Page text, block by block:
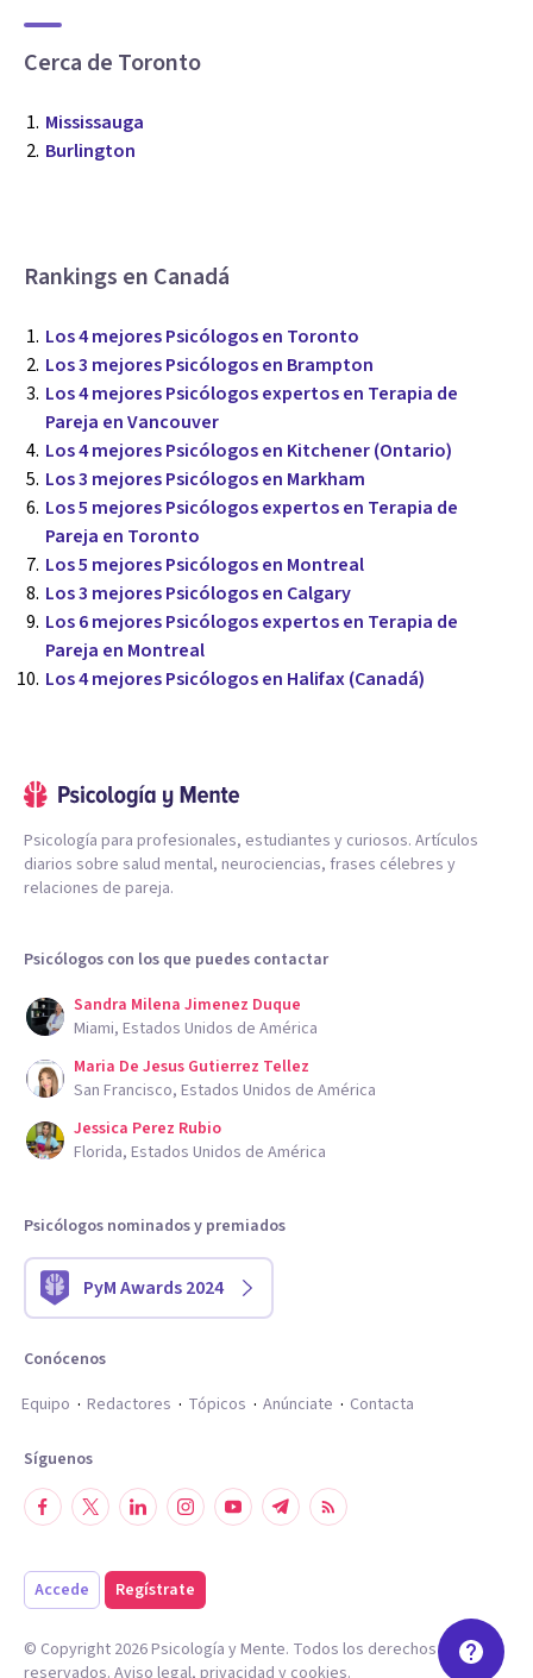
Cerca de Toronto
Mississauga
Burlington
Rankings en Canadá
Los 4 mejores Psicólogos en Toronto
Los 3 mejores Psicólogos en Brampton
Los 4 mejores Psicólogos expertos en Terapia de
Pareja en Vancouver
Los 4 mejores Psicólogos en Kitchener (Ontario)
Los 3 mejores Psicólogos en Markham
Los 5 mejores Psicólogos expertos en Terapia de
Pareja en Toronto
Los 5 mejores Psicólogos en Montreal
Los 3 mejores Psicólogos en Calgary
Los 6 mejores Psicólogos expertos en Terapia de
Pareja en Montreal
Los 4 mejores Psicólogos en Halifax (Canadá)
Psicología para profesionales, estudiantes y curiosos. Artículos
diarios sobre salud mental, neurociencias, frases célebres y
relaciones de pareja.
Psicólogos con los que puedes contactar
Sandra Milena Jimenez Duque
Miami, Estados Unidos de América
Maria De Jesus Gutierrez Tellez
San Francisco, Estados Unidos de América
Jessica Perez Rubio
Florida, Estados Unidos de América
Psicólogos nominados y premiados
PyM Awards 2024
Conócenos
Equipo
Redactores Tópicos Anúnciate Contacta
Síguenos
Accede Regístrate
© Copyright 2026Psicología y Mente. Todos los derechos
reservados. Aviso legal, privacidad y cookies.